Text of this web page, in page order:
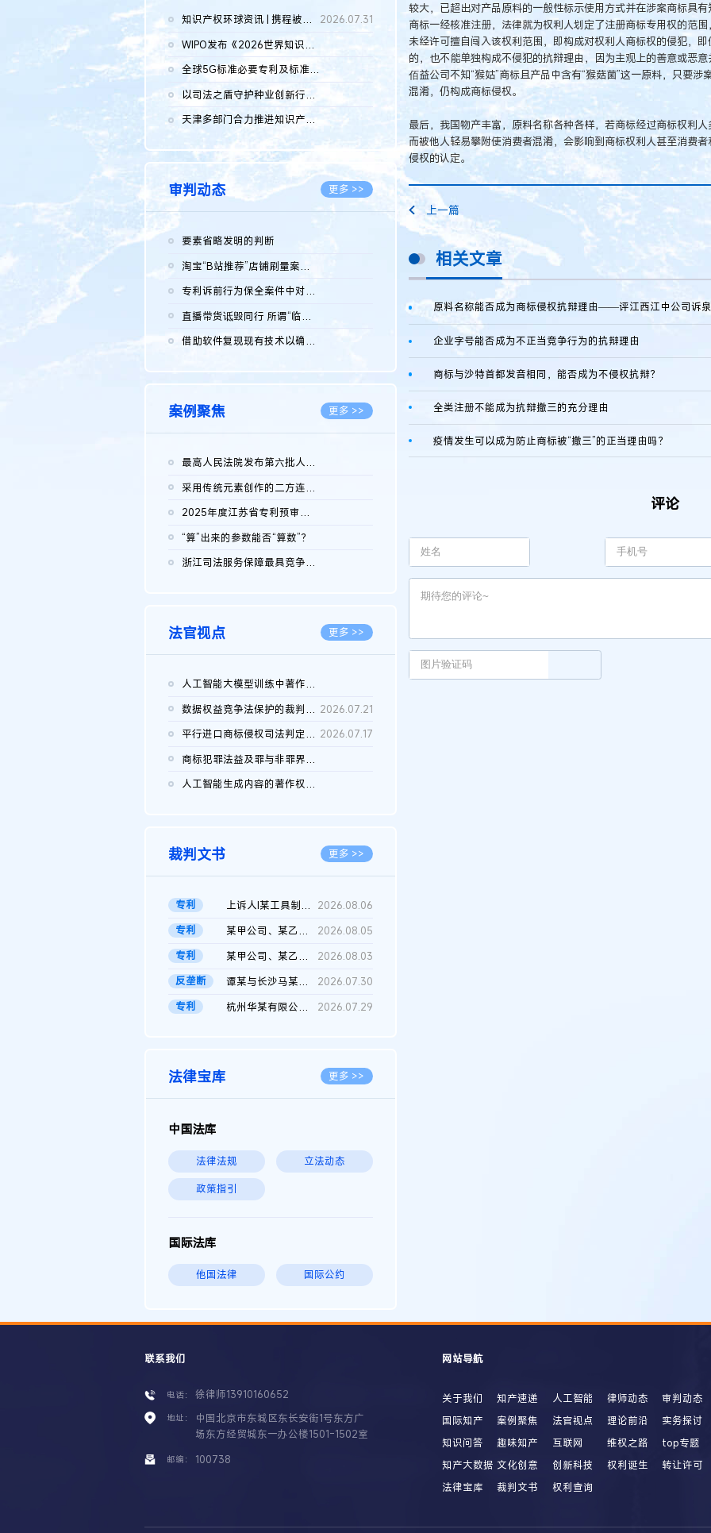
知识产权环球资讯 | 携程被市监总局罚51.79亿；瑞幸泰国商标案上...
2026.07.31
WIPO发布《2026世界知识产权报告》 含报告全文
全球5G标准必要专利及标准提案研究报告（2026年）全文发布
以司法之盾守护种业创新行稳致远
2026.08.05
天津多部门合力推进知识产权保护工作
2026.08.05
审判动态 更多 >>
要素省略发明的判断
淘宝“B站推荐”店铺刷量案维持原判，两被告连带赔偿150万元
专利诉前行为保全案件中对仿制药申请人曾作出三类声明的考量及违...
直播带货诋毁同行 所谓“临场发挥”不免责
借助软件复现现有技术以确认相关参数特征是否被公开
案例聚焦 更多 >>
最高人民法院发布第六批人民法院种业知识产权司法保护典型案例 含...
采用传统元素创作的二方连续装饰图案作品的独创性及侵权对比认定
2025年度江苏省专利预审典型案例
“算”出来的参数能否“算数”？
浙江司法服务保障最具竞争力营商环境建设典型案例（第二批）含侵...
法官视点 更多 >>
人工智能大模型训练中著作权的合理使用
2026.07.28
数据权益竞争法保护的裁判路径构建 2026.07.21
平行进口商标侵权司法判定规则的困境与纾解 2026.07.17
商标犯罪法益及罪与非罪界限研究
人工智能生成内容的著作权司法认定：演进逻辑、现实困境与规则建...
裁判文书 更多 >>
专利 上诉人I某工具制品有限公司与被上诉人程某及一审被告中华人民共和...
2026.08.06
专利
某甲公司、某乙公司、某丙公司申请诉前行为保全复议裁定书
2026.08.05
专利
某甲公司、某乙公司、官某与某丙公司专利申请权权属纠纷 二审判决...
2026.08.03
反垄断
谭某与长沙马某堆农产品股份有限公司滥用市场支配地位纠纷二审裁...
2026.07.30
专利
杭州华某有限公司与菲某有限公司侵害发明专利权纠纷 2026.07.29
法律宝库 更多 >>
中国法库
法律法规 立法动态
政策指引
国际法库
他国法律 国际公约
较大，已超出对产品原料的一般性标示使用方式并在涉案商标具
商标一经核准注册，法律就为权利人划定了注册商标专用权的范
未经许可擅自闯入该权利范围，即构成对权利人商标权的侵犯，
的，也不能单独构成不侵犯的抗辩理由，因为主观上的善意或恶
佰益公司不知“猴姑”商标且产品中含有“猴菇菌”这一原料，只要
混淆，仍构成商标侵权。
最后，我国物产丰富，原料名称各种各样，若商标经过商标权利
而被他人轻易攀附使消费者混淆，会影响到商标权利人甚至消费
侵权的认定。
上一篇
相关文章
企业字号能否成为不正当竞争行为的抗辩理由
商标与沙特首都发音相同，能否成为不侵权抗辩？
全类注册不能成为抗辩撤三的充分理由
疫情发生可以成为防止商标被“撤三”的正当理由吗？
评论
联系我们
电话： 徐律师13910160652
地址：
中国北京市东城区东长安街1号东方广
场东方经贸城东一办公楼1501-1502室
邮编： 100738
网站导航
关于我们 知产速递 人工智能 律师动态
审判动态
国际知产
案例聚焦 法官视点 理论前沿
实务探讨
知识问答
趣味知产 互联网 维权之路
top专题
知产大数据 文化创意 创新科技 权利诞生
转让许可
法律宝库
裁判文书 权利查询